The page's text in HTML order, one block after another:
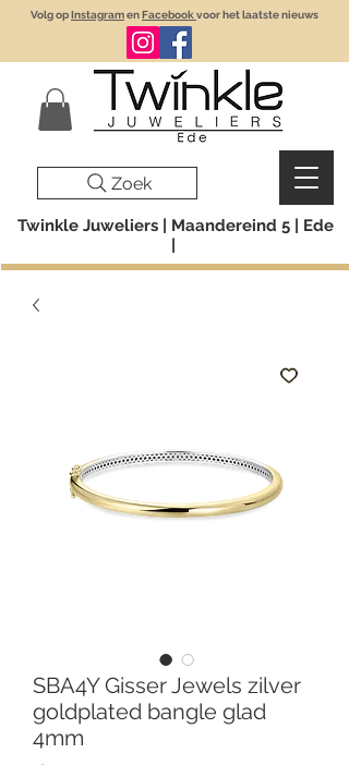
Twinkle Juweliers | Maandereind 5 | Ede
Volg opInstagramenFacebook voor het laatste nieuws
Zoek
SBA4Y Gisser Jewels zilver
goldplated bangle glad
4mm